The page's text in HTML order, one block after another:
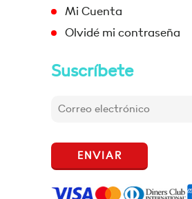
Mi Cuenta
Olvidé mi contraseña
Suscríbete
ENVIAR